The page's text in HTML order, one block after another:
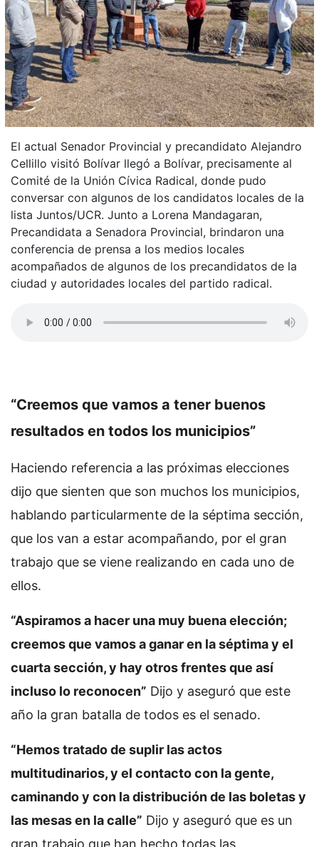
El actual Senador Provincial y precandidato Alejandro
Cellillo visitó Bolívar llegó a Bolívar, precisamente al
Comité de la Unión Cívica Radical, donde pudo
conversar con algunos de los candidatos locales de la
lista Juntos/UCR. Junto a Lorena Mandagaran,
Precandidata a Senadora Provincial, brindaron una
conferencia de prensa a los medios locales
acompañados de algunos de los precandidatos de la
ciudad y autoridades locales del partido radical.
“Creemos que vamos a tener buenos
resultados en todos los municipios”
Haciendo referencia a las próximas elecciones
dijo que sienten que son muchos los municipios,
hablando particularmente de la séptima sección,
que los van a estar acompañando, por el gran
trabajo que se viene realizando en cada uno de
ellos.
“Aspiramos a hacer una muy buena elección;
creemos que vamos a ganar en la séptima y el
cuarta sección, y hay otros frentes que así
incluso lo reconocen” Dijo y aseguró que este
año la gran batalla de todos es el senado.
“Hemos tratado de suplir las actos
multitudinarios, y el contacto con la gente,
caminando y con la distribución de las boletas y
las mesas en la calle” Dijo y aseguró que es un
gran trabajo que han hecho todas las